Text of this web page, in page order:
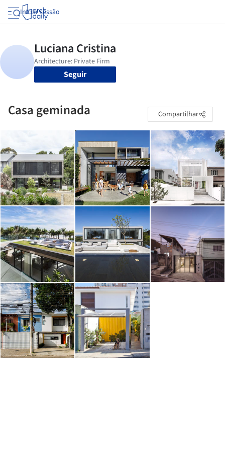
Iniciar sessão
Seguir
Casa geminada Compartilhar